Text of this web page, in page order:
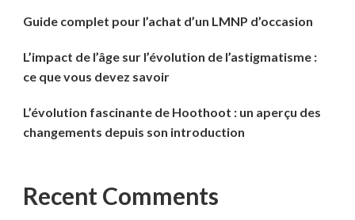
Guide complet pour l’achat d’un LMNP d’occasion
L’impact de l’âge sur l’évolution de l’astigmatisme :
ce que vous devez savoir
L’évolution fascinante de Hoothoot : un aperçu des
changements depuis son introduction
Recent Comments